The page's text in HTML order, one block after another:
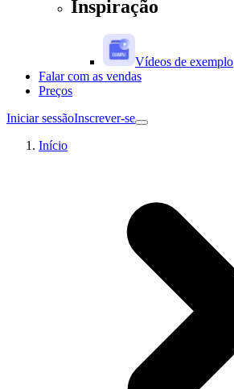
Inspiração
Vídeos de exemplo
Falar com as vendas
Preços
Iniciar sessãoInscrever-se
Início